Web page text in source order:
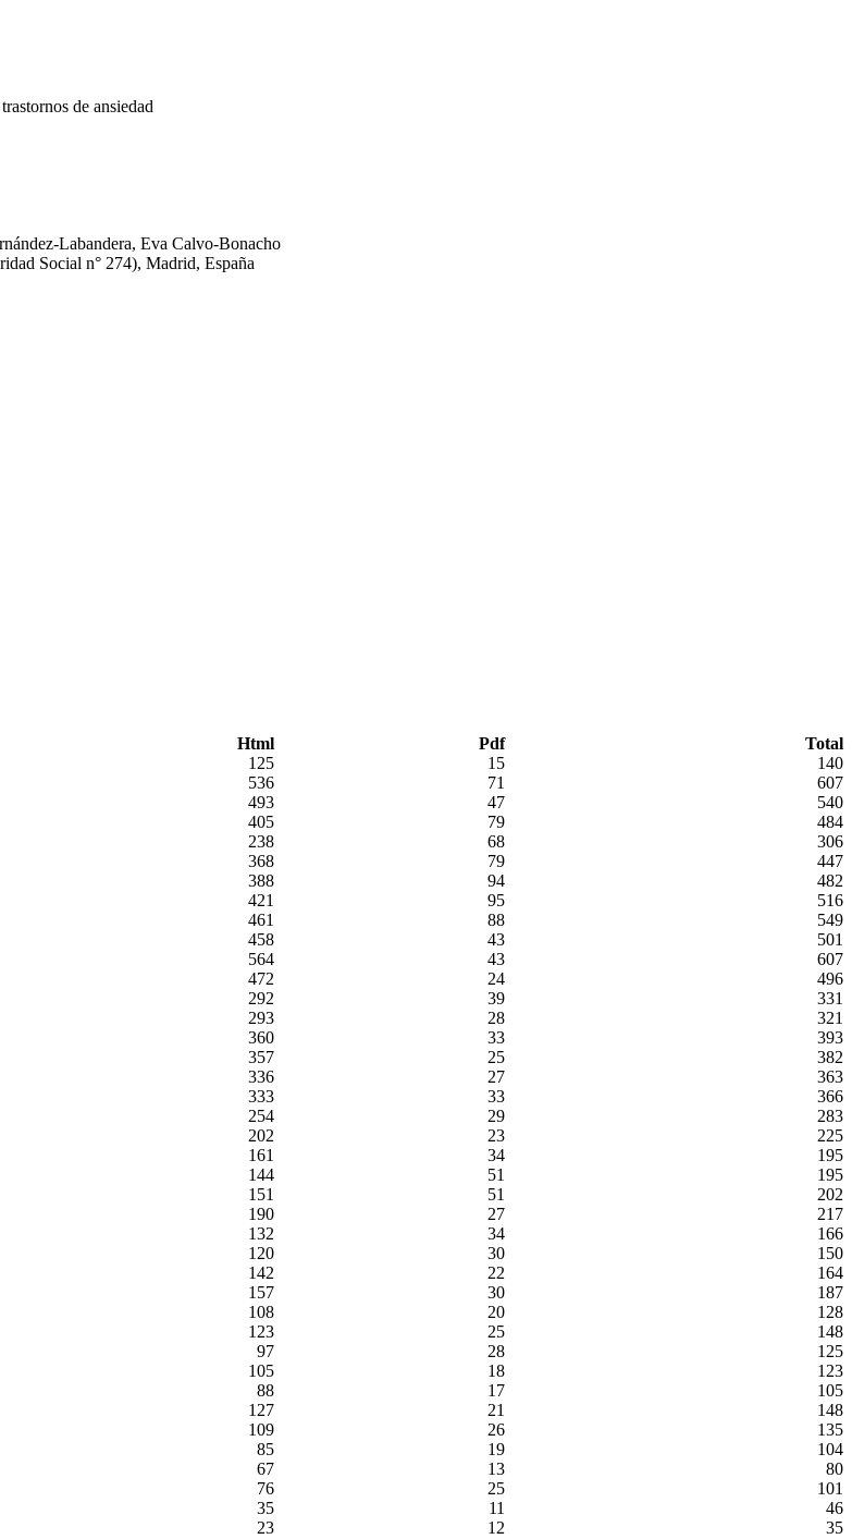
de ansiedad
Labandera, Eva Calvo-Bonacho
Social n° 274), Madrid, España
Html Pdf
Total
125 15
140
536 71
607
493 47
540
405 79
484
238 68
306
368 79
447
388 94
482
421 95
516
461 88
549
458 43
501
564 43
607
472 24
496
292 39
331
293 28
321
360 33
393
357 25
382
336 27
363
333 33
366
254 29
283
202 23
225
161 34
195
144 51
195
151 51
202
190 27
217
132 34
166
120 30
150
142 22
164
157 30
187
108 20
128
123 25
148
97 28
125
105 18
123
88 17
105
127 21
148
109 26
135
85 19
104
67 13
80
76 25
101
35 11
46
23 12
35